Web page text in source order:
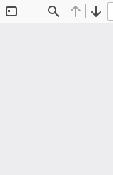
Find Previous
Next